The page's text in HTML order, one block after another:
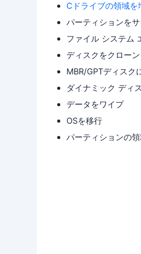
Cドライブの領域を
パーティションを
ファイル システム
ディスクをクローン
MBR/GPTディスク
ダイナミック ディ
データをワイプ
OSを移行
パーティションの